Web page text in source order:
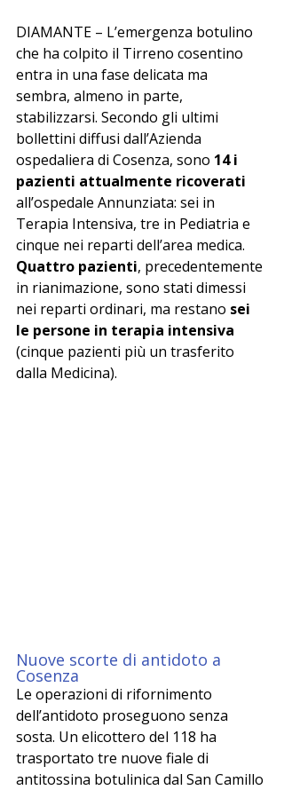
DIAMANTE – L’emergenza botulino
che ha colpito il Tirreno cosentino
entra in una fase delicata ma
sembra, almeno in parte,
stabilizzarsi. Secondo gli ultimi
bollettini diffusi dall’Azienda
ospedaliera di Cosenza, sono 14 i
pazienti attualmente ricoverati
all’ospedale Annunziata: sei in
Terapia Intensiva, tre in Pediatria e
cinque nei reparti dell’area medica.
Quattro pazienti, precedentemente
in rianimazione, sono stati dimessi
nei reparti ordinari, ma restano sei
le persone in terapia intensiva
(cinque pazienti più un trasferito
dalla Medicina).
Nuove scorte di antidoto a
Cosenza
Le operazioni di rifornimento
dell’antidoto proseguono senza
sosta. Un elicottero del 118 ha
trasportato tre nuove fiale di
antitossina botulinica dal San Camillo